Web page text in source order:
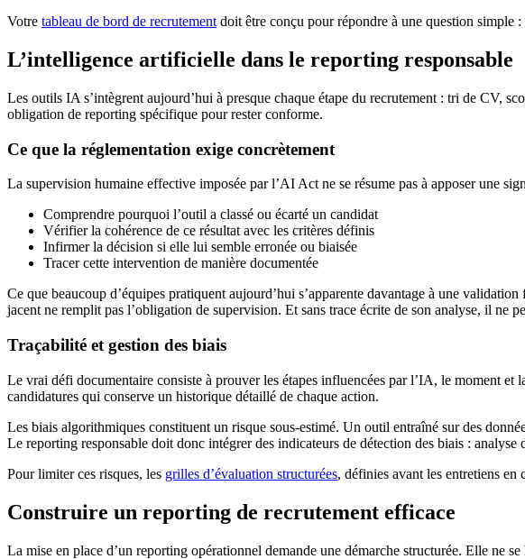
Votre tableau de bord de recrutement doit être conçu pour répondre à une question simple
L’intelligence artificielle dans le reporting responsable
Les outils IA s’intègrent aujourd’hui à presque chaque étape du recrutement : tri de CV,
obligation de reporting spécifique pour rester conforme.
Ce que la réglementation exige concrètement
La supervision humaine effective imposée par l’AI Act ne se résume pas à apposer une
Comprendre pourquoi l’outil a classé ou écarté un candidat
Vérifier la cohérence de ce résultat avec les critères définis
Infirmer la décision si elle lui semble erronée ou biaisée
Tracer cette intervention de manière documentée
Ce que beaucoup d’équipes pratiquent aujourd’hui s’apparente davantage à une
jacent ne remplit pas l’obligation de supervision. Et sans trace écrite de son analyse, il ne
Traçabilité et gestion des biais
Le vrai défi documentaire consiste à prouver les étapes influencées par l’IA, le moment
candidatures qui conserve un historique détaillé de chaque action.
Les biais algorithmiques constituent un risque sous-estimé. Un outil entraîné sur des
Le reporting responsable doit donc intégrer des indicateurs de détection des biais :
Pour limiter ces risques, les grilles d’évaluation structurées, définies avant les entretiens
Construire un reporting de recrutement efficace
La mise en place d’un reporting opérationnel demande une démarche structurée. Elle ne